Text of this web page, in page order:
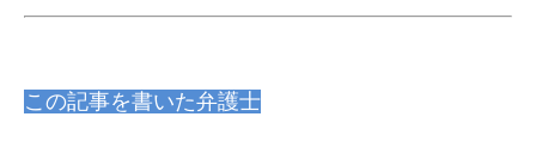
この記事を書いた弁護士